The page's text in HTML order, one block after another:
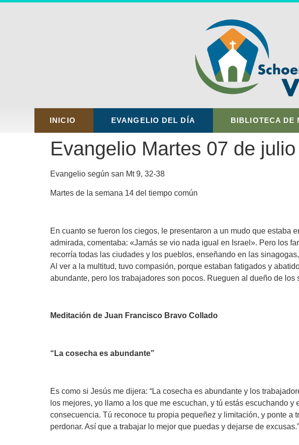
INICIO EVANGELIO DEL DÍA BIBLIOTECA DE
Evangelio Martes 07 de
Evangelio según san Mt 9, 32-38
Martes de la semana 14 del tiempo común
En cuanto se fueron los ciegos, le presentaron a un mudo que estaba
admirada, comentaba: «Jamás se vio nada igual en Israel». Pero los
recorría todas las ciudades y los pueblos, enseñando en las
Al ver a la multitud, tuvo compasión, porque estaban fatigados y
abundante, pero los trabajadores son pocos. Rueguen al dueño de
Meditación de Juan Francisco Bravo Collado
“La cosecha es abundante”
Es como si Jesús me dijera: “La cosecha es abundante y los
los mejores, yo llamo a los que me escuchan, y tú estás escuchando
consecuencia. Tú reconoce tu propia pequeñez y limitación, y ponte
perdonar. Así que a trabajar lo mejor que puedas y dejarse de excusas.”